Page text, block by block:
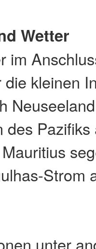
Wetter
im
kleinen
des
Strom
unter